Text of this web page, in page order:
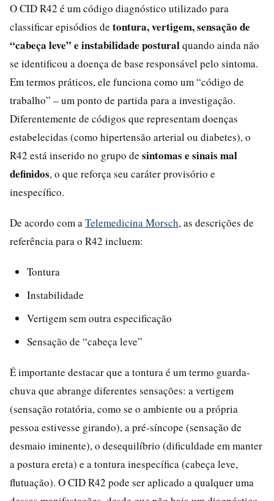
O CID R42 é um código diagnóstico utilizado para
classificar episódios de tontura, vertigem, sensação de
“cabeça leve” e instabilidade posturalquando ainda não
se identificou a doença de base responsável pelo sintoma.
Em termos práticos, ele funciona como um “código de
trabalho” – um ponto de partida para a investigação.
Diferentemente de códigos que representam doenças
estabelecidas (como hipertensão arterial ou diabetes), o
R42 está inserido no grupo de sintomas e sinais mal
definidos, o que reforça seu caráter provisório e
inespecífico.
De acordo com a Telemedicina Morsch, as descrições de
referência para o R42 incluem:
Tontura
Instabilidade
Vertigem sem outra especificação
Sensação de “cabeça leve”
É importante destacar que a tontura é um termo guarda-
chuva que abrange diferentes sensações: a vertigem
(sensação rotatória, como se o ambiente ou a própria
pessoa estivesse girando), a pré-síncope (sensação de
desmaio iminente), o desequilíbrio (dificuldade em manter
a postura ereta) e a tontura inespecífica (cabeça leve,
flutuação). O CID R42 pode ser aplicado a qualquer uma